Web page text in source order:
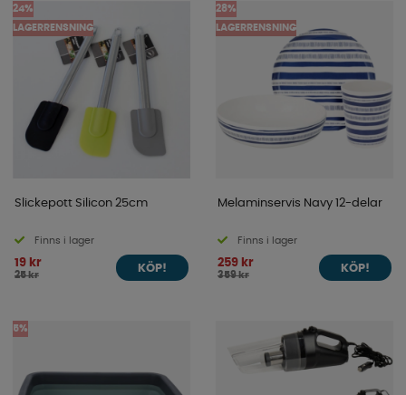
24%
LAGERRENSNING
Slickepott Silicon 25cm
Finns i lager
19 kr
25 kr
KÖP!
28%
LAGERRENSNING
Melaminservis Navy 12-delar
Finns i lager
259 kr
359 kr
KÖP!
5%